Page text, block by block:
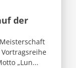
der
„Lun...